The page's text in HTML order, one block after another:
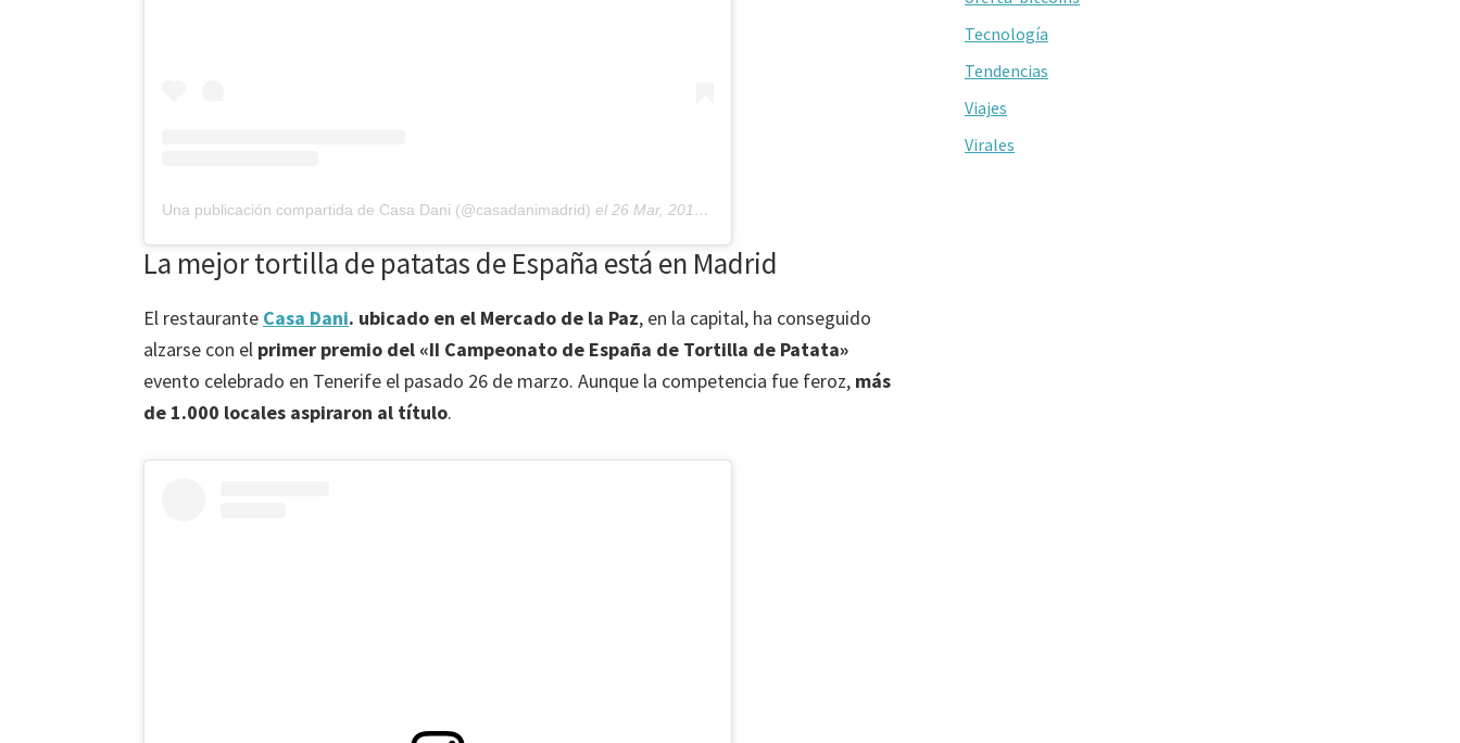
Una publicación compartida de Casa Dani (@casadanimadrid) el 26 Mar, 2019 a las 2:39 PDT
La mejor tortilla de patatas de España está en Madrid
El restaurante Casa Dani. ubicado en el Mercado de la Paz, en la capital, ha conseguido
alzarse con el primer premio del «II Campeonato de España de Tortilla de Patata»
evento celebrado en Tenerife el pasado 26 de marzo. Aunque la competencia fue feroz, más
de 1.000 locales aspiraron al título.
Tecnología
Tendencias
Viajes
Virales